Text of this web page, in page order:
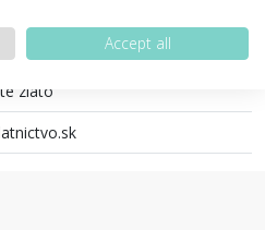
zlato
Accept all